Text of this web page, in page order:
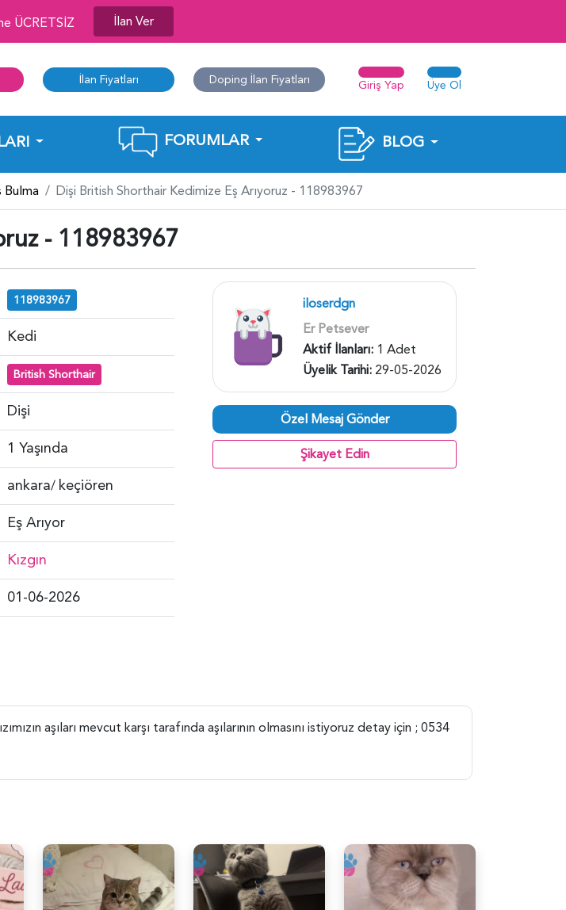
ÜCRETSİZ İlan Ver
İlan Fiyatları Doping İlan Fiyatları Giriş Yap Üye Ol
FORUMLAR BLOG
Bulma Dişi British Shorthair Kedimize Eş Arıyoruz - 118983967
- 118983967
118983967
Kedi
British Shorthair
Dişi
1 Yaşında
ankara/ keçiören
Eş Arıyor
Kızgın
01-06-2026
iloserdgn
Er Petsever
Aktif İlanları: 1 Adet
Üyelik Tarihi: 29-05-2026
Özel Mesaj Gönder
Şikayet Edin
aşıları mevcut karşı tarafında aşılarının olmasını istiyoruz detay için ; 0534